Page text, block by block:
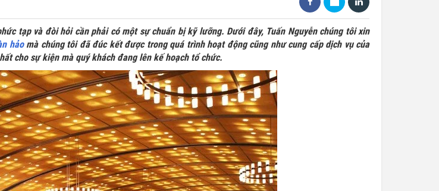
tạp và đòi hỏi cần phải có một sự chuẩn bị kỹ lưỡng. Dưới đây, Tuấn Nguyễn chúng tôi xin
hảomà chúng tôi đã đúc kết được trong quá trình hoạt động cũng như cung cấp dịch vụ của
cho sự kiện mà quý khách đang lên kế hoạch tổ chức.